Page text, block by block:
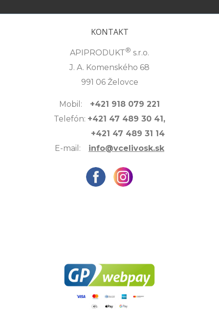
KONTAKT
APIPRODUKT® s.r.o.
J. A. Komenského 68
991 06 Želovce
Mobil: +421 918 079 221
Telefón: +421 47 489 30 41,
+421 47 489 31 14
E-mail: info@vcelivosk.sk